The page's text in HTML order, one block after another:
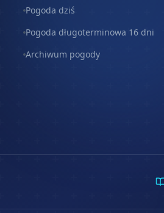
Pogoda dziś
Pogoda długoterminowa 16 dni
Archiwum pogody